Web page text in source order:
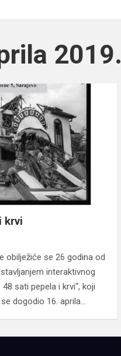
2019.
krvi
obilježiće se 26 godina od
interaktivnog
sati pepela i krvi“, koji
dogodio 16. aprila…